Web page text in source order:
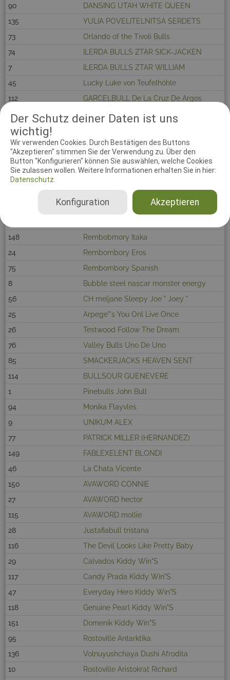
Der Schutz deiner Daten ist uns
wichtig!
Wir verwenden Cookies. Durch Bestätigen des Buttons
"Akzeptieren" stimmen Sie der Verwendung zu. Über den
Button "Konfigurieren" können Sie auswählen, welche Cookies
Sie zulassen wollen. Weitere Informationen erhalten Sie in hier:
Datenschutz.
Akzeptieren
Konfiguration
90
DANSING UTAH WHITE QUEEN
135
YULIA POVELITELNITSA SERDETS
73
Orlando of the Tivoli Bulls
74
ILERDA BULLS ZTAR SICK-JACKEN
7
ILERDA BULLS ZTAR WILLIAM
45
Lucky Luke von Teufelhöhle
112
GARCELBULL De La Cruz De Argos
113
My Star Mummy's Girl
55
91
Kjempe Bull's Britannia
147
Arcticbull The North Star
92
All By Myself Rubacuori
NICOTINE KILL AS ME DI VENDRA NERA
MORRIS DI VENDRA NERA
148
Rembobmory Itaka
24
Rembombory Eros
75
Rembombory Spanish
8
Bubble steel nascar monster energy
56
CH meljane Sleepy Joe " Joey "
25
Arpege"'s You Onl Live Once
26
Testwood Follow The Dream
76
Valley Bulls Uno De Uno
85
SMACKERJACKS HEAVEN SENT
114
BULLSOUR GUENEVERE
1
Pinebulls John Bull
94
Monika Flayvles
9
UNIKUM ALEX
77
PATRICK MILLER (HERNANDEZ)
149
FABLEXELENT BLONDI
46
La Chata Vicente
150
AVAWORD CONNIE
27
AVAWORD hector
115
AVAWORD mollie
28
Justafiabull tristana
116
The Devil Looks Like Pretty Baby
29
Calvados Kiddy Win"S
117
Candy Prada Kiddy Win"S
47
Everyday Hero Kiddy Win"S
118
Genuine Pearl Kiddy Win"S
151
Domenik Kiddy Win"S
95
Rostoville Antarktika
136
Volnuyushchaya Dushi Afrodita
10
Rostoville Aristokrat Richard